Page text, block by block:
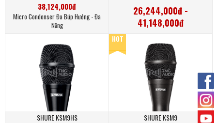
Tin tức
38,124,000đ
Micro Condenser Đa Búp Hướng - Đa
Năng
26,244,000đ -
41,148,000đ
SHURE KSM9HS
HOT
SHURE KSM9